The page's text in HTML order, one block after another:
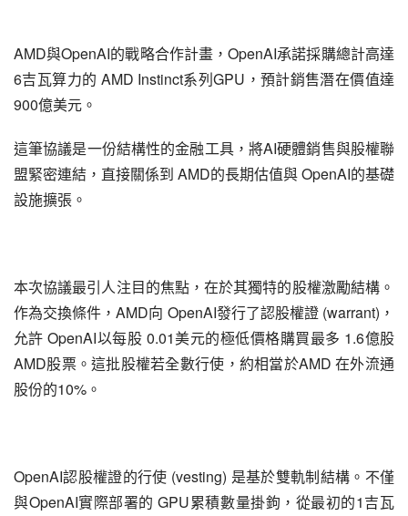
AMD與OpenAI的戰略合作計畫，OpenAI承諾採購總計高達
6吉瓦算力的 AMD Instinct系列GPU，預計銷售潛在價值達
900億美元。
這筆協議是一份結構性的金融工具，將AI硬體銷售與股權聯
盟緊密連結，直接關係到 AMD的長期估值與 OpenAI的基礎
設施擴張。
本次協議最引人注目的焦點，在於其獨特的股權激勵結構。
作為交換條件，AMD向 OpenAI發行了認股權證 (warrant)，
允許 OpenAI以每股 0.01美元的極低價格購買最多 1.6億股
AMD股票。這批股權若全數行使，約相當於AMD 在外流通
股份的10%。
OpenAI認股權證的行使 (vesting) 是基於雙軌制結構。不僅
與OpenAI實際部署的 GPU累積數量掛鉤，從最初的1吉瓦